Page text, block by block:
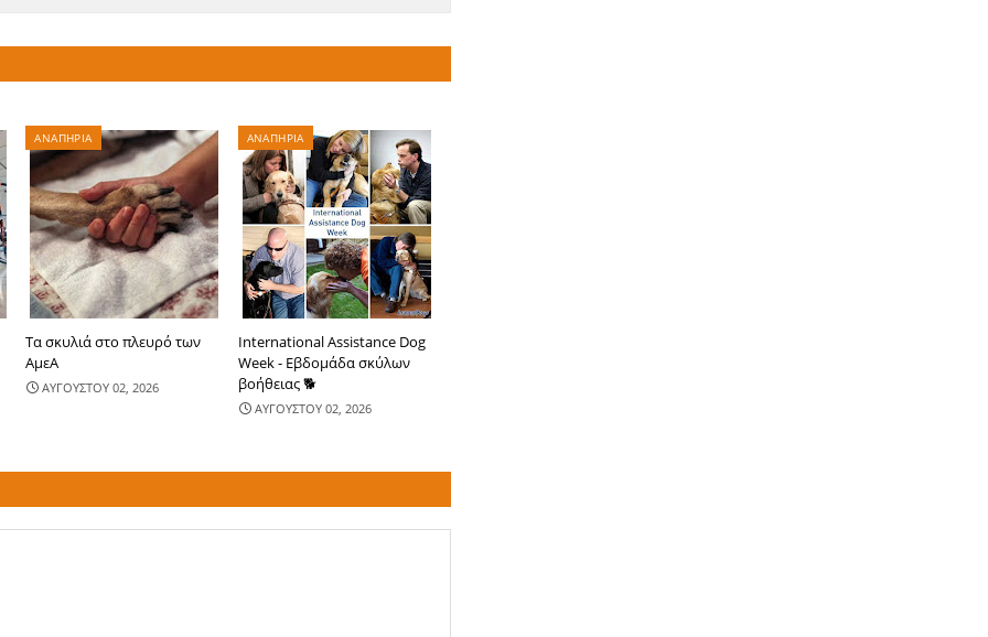
ΑΝΑΠΗΡΙΑ
Τα σκυλιά στο πλευρό των
ΑμεΑ
ΑΥΓΟΥΣΤΟΥ 02, 2026
ΑΝΑΠΗΡΙΑ
International Assistance Dog
Week - Εβδομάδα σκύλων
βοήθειας 🐕
ΑΥΓΟΥΣΤΟΥ 02, 2026